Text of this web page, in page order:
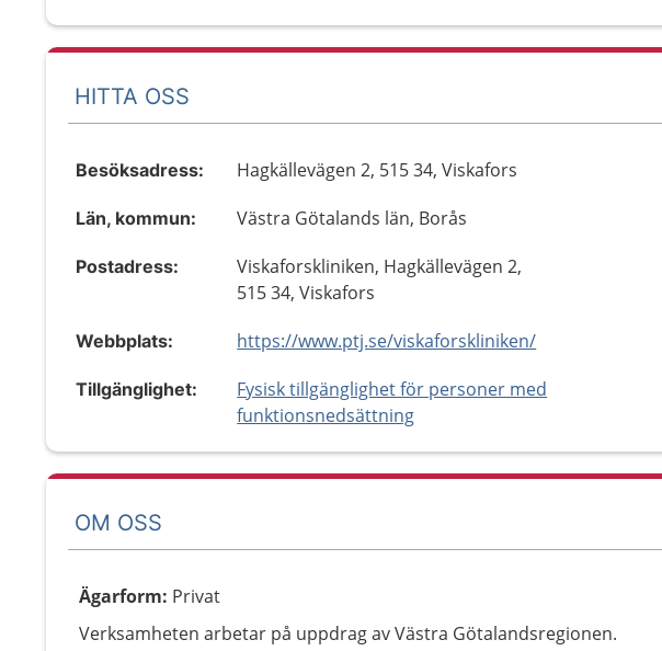
HITTA OSS
Besöksadress: Hagkällevägen 2, 515 34, Viskafors
Län, kommun: Västra Götalands län, Borås
Postadress:
Viskaforskliniken, Hagkällevägen 2,
515 34, Viskafors
Webbplats: https://www.ptj.se/viskaforskliniken/
Tillgänglighet:
Fysisk tillgänglighet för personer med
funktionsnedsättning
OM OSS
Ägarform: Privat
Verksamheten arbetar på uppdrag av Västra Götalandsregionen.